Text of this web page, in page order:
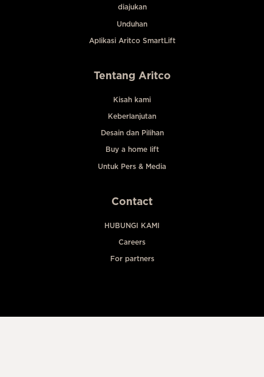
diajukan
Unduhan
Aplikasi Aritco SmartLift
Tentang Aritco
Kisah kami
Keberlanjutan
Desain dan Pilihan
Buy a home lift
Untuk Pers & Media
Contact
HUBUNGI KAMI
Careers
For partners